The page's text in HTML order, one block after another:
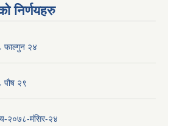
निर्णयहरु
फाल्गुन २४
पौष २९
२०७८-मंसिर-२४